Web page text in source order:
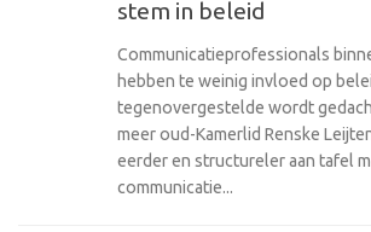
stem in beleid
Communicatieprofessionals
hebben te weinig invloed op
tegenovergestelde wordt
meer oud-Kamerlid Renske
eerder en structureler aan tafel
communicatie...